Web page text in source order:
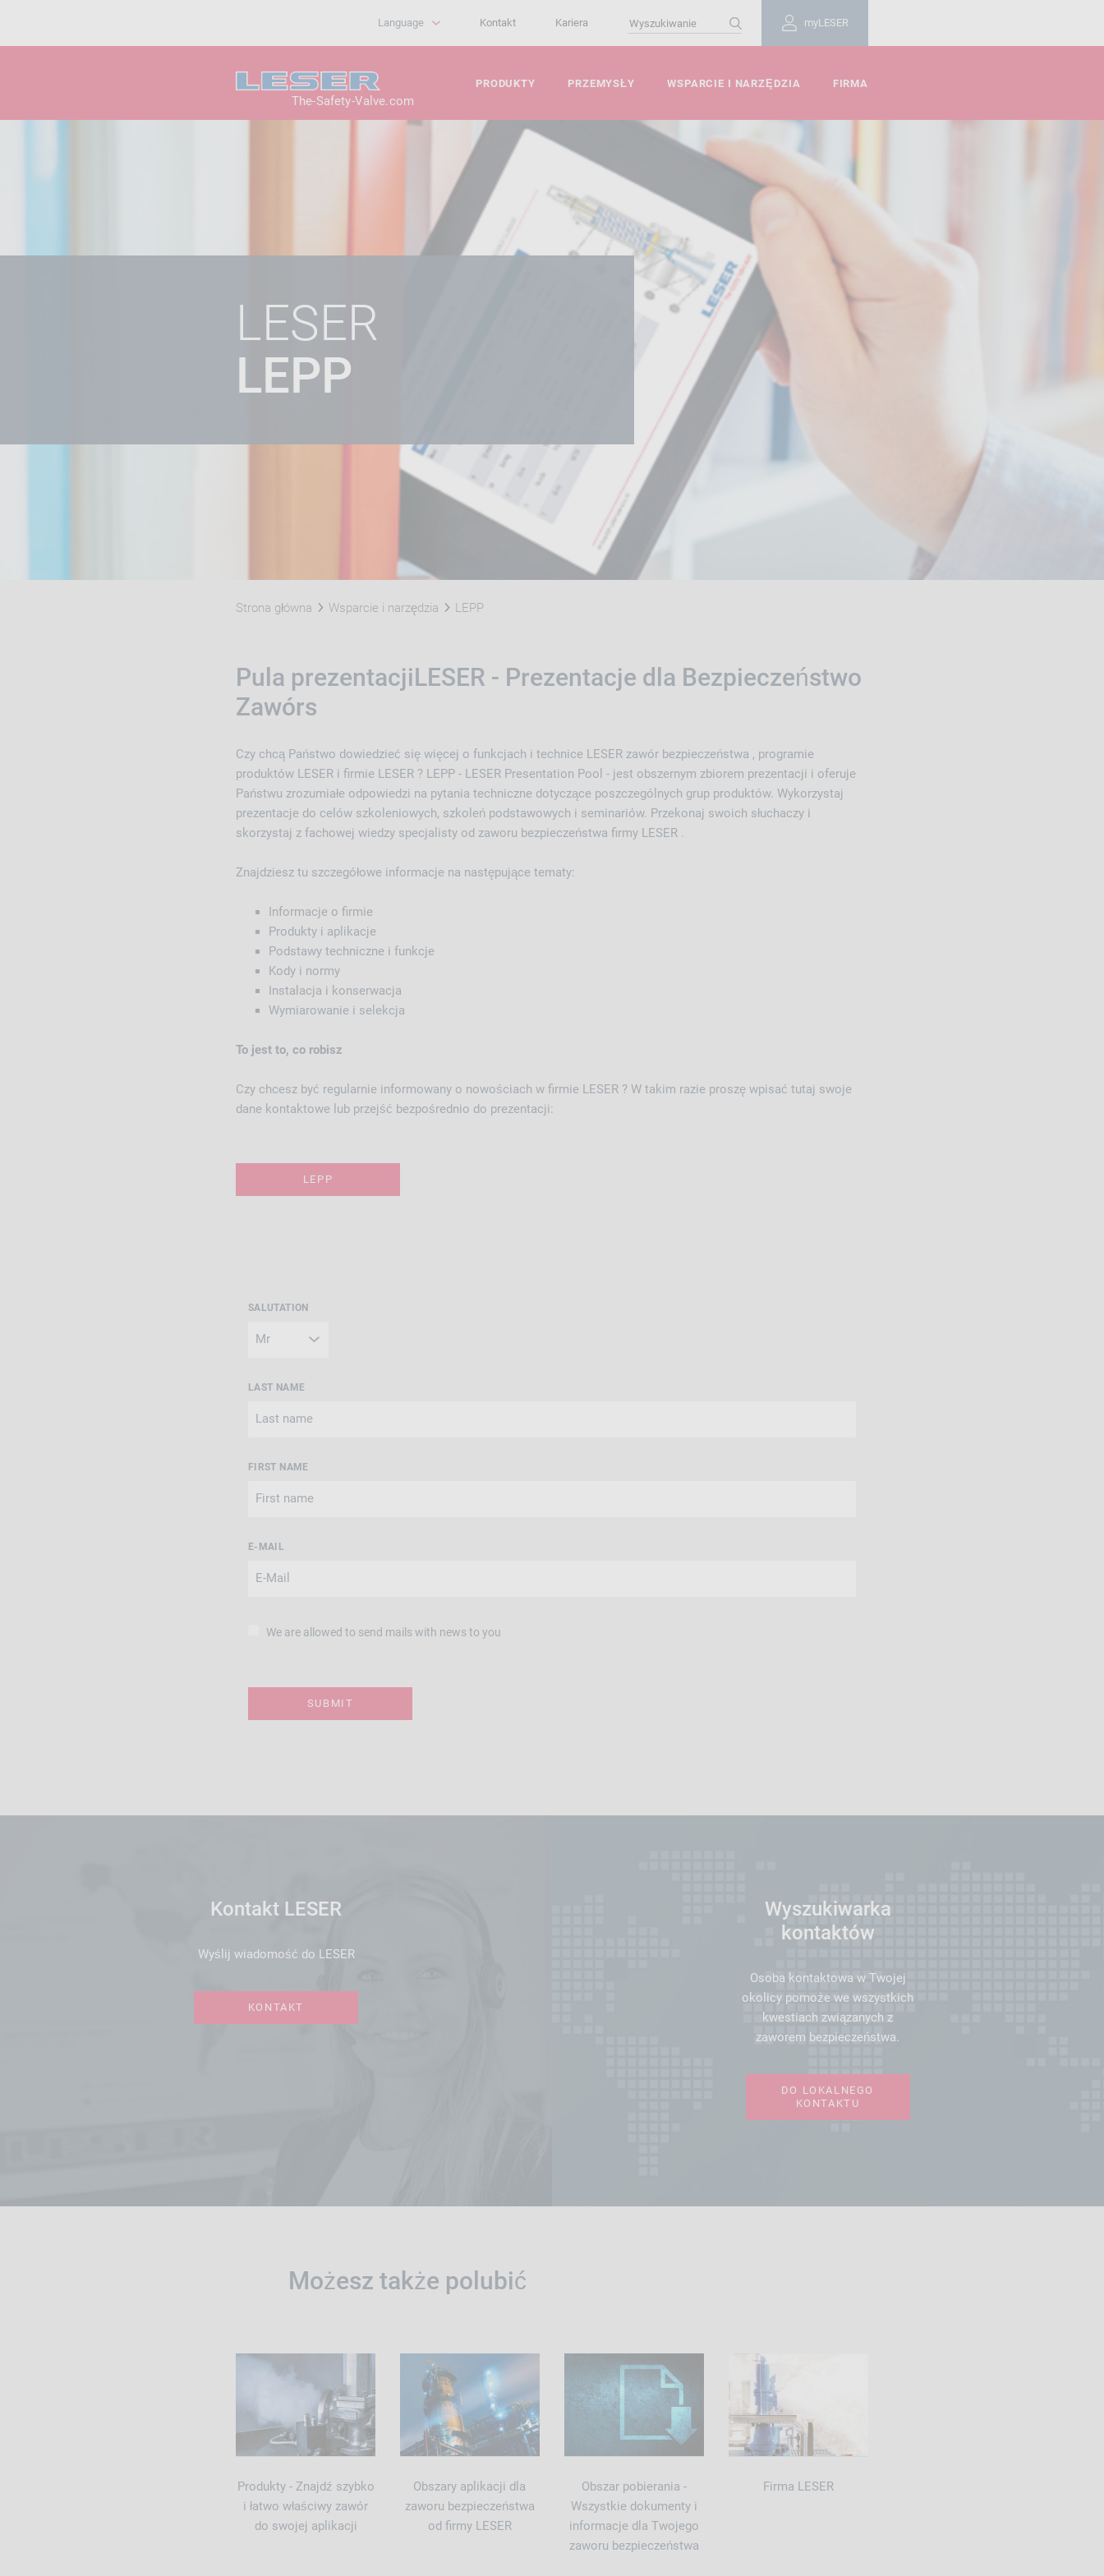
myLESER
Kontakt Kariera
Language
The-Safety-Valve.com
PRODUKTY PRZEMYSŁY WSPARCIE I NARZĘDZIA FIRMA
LESER
LEPP
Strona główna Wsparcie i narzędzia LEPP
Pula prezentacjiLESER - Prezentacje dla Bezpieczeństwo
Zawórs
Czy chcą Państwo dowiedzieć się więcej o funkcjach i technice LESER zawór bezpieczeństwa , programie
produktów LESER i firmie LESER ? LEPP - LESER Presentation Pool - jest obszernym zbiorem prezentacji i oferuje
Państwu zrozumiałe odpowiedzi na pytania techniczne dotyczące poszczególnych grup produktów. Wykorzystaj
prezentacje do celów szkoleniowych, szkoleń podstawowych i seminariów. Przekonaj swoich słuchaczy i
skorzystaj z fachowej wiedzy specjalisty od zaworu bezpieczeństwa firmy LESER .
Znajdziesz tu szczegółowe informacje na następujące tematy:
Informacje o firmie
Produkty i aplikacje
Podstawy techniczne i funkcje
Kody i normy
Instalacja i konserwacja
Wymiarowanie i selekcja
To jest to, co robisz
Czy chcesz być regularnie informowany o nowościach w firmie LESER ? W takim razie proszę wpisać tutaj swoje
dane kontaktowe lub przejść bezpośrednio do prezentacji:
LEPP
SALUTATION
LAST NAME
FIRST NAME
E-MAIL
We are allowed to send mails with news to you
Kontakt LESER
Wyślij wiadomość do LESER
KONTAKT
Wyszukiwarka
kontaktów
Osoba kontaktowa w Twojej
okolicy pomoże we wszystkich
kwestiach związanych z
zaworem bezpieczeństwa.
DO LOKALNEGO
KONTAKTU
Możesz także polubić
Produkty - Znajdź szybko
i łatwo właściwy zawór
do swojej aplikacji
Obszary aplikacji dla
zaworu bezpieczeństwa
od firmy LESER
Obszar pobierania -
Wszystkie dokumenty i
informacje dla Twojego
zaworu bezpieczeństwa
Firma LESER